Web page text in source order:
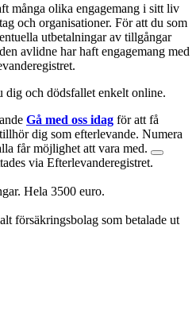
många olika engagemang i sitt liv
och organisationer. För att du som
utbetalningar av tillgångar
avlidne har haft engagemang med
dig och dödsfallet enkelt online.
Gå med oss idag för att få
dig som efterlevande. Numera
får möjlighet att vara med.
via Efterlevanderegistret.
Hela 3500 euro.
försäkringsbolag som betalade ut